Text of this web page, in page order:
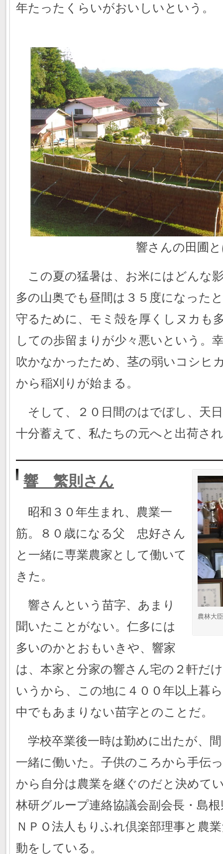
年たったくらいがおいしいという。
響さんの田圃
この夏の猛暑は、お米にはどんな
多の山奥でも昼間は３５度になった
守るために、モミ殻を厚くしヌカも
しての歩留まりが少々悪いという。
吹かなかったため、茎の弱いコシヒ
から稲刈りが始まる。
そして、２０日間のはでぼし、天
十分蓄えて、私たちの元へと出荷さ
農林大
響 繁則さん
昭和３０年生まれ、農業一
筋。８０歳になる父 忠好さん
と一緒に専業農家として働いて
きた。
響さんという苗字、あまり
聞いたことがない。仁多には
多いのかとおもいきや、響家
は、本家と分家の響さん宅の２軒だ
いうから、この地に４００年以上暮
中でもあまりない苗字とのことだ。
学校卒業後一時は勤めに出たが、
一緒に働いた。子供のころから手伝
から自分は農業を継ぐのだと決めて
林研グループ連絡協議会副会長・島
ＮＰＯ法人もりふれ倶楽部理事と農
動をしている。